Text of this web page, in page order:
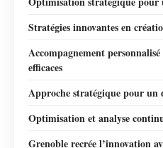
Stratégies innovantes en
Accompagnement
efficaces
Approche stratégique pour un
Optimisation et analyse
Grenoble recrée l’innovation